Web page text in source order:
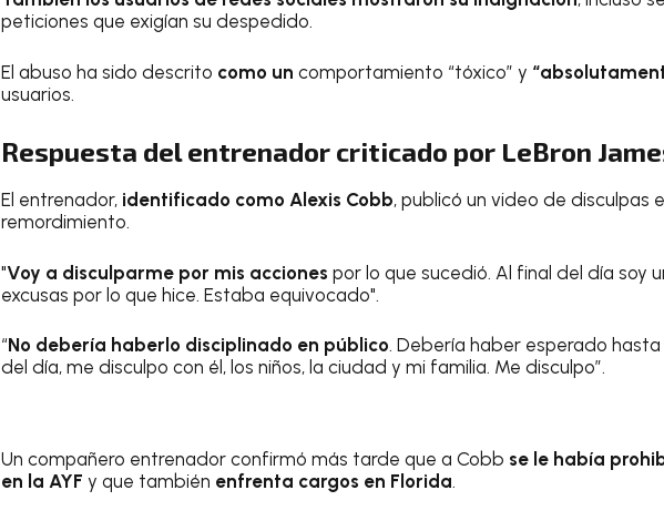
peticiones que exigían su despedido.
El abuso ha sido descrito como un comportamiento “tóxico” y
usuarios.
Respuesta del entrenador criticado por LeBron
El entrenador, identificado como Alexis Cobb, publicó un video de disculpas
remordimiento.
"Voy a disculparme por mis acciones por lo que sucedió. Al final del día soy
excusas por lo que hice. Estaba equivocado".
“No debería haberlo disciplinado en público. Debería haber esperado hasta
del día, me disculpo con él, los niños, la ciudad y mi familia. Me disculpo”.
Un compañero entrenador confirmó más tarde que a Cobb se le había
en la AYF y que también enfrenta cargos en Florida.